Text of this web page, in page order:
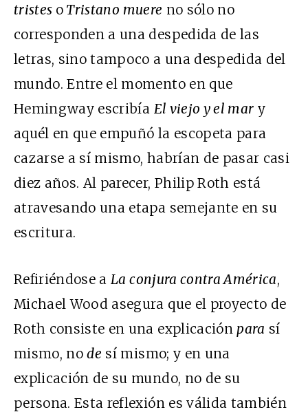
tristes o Tristano muere no sólo no
corresponden a una despedida de las
letras, sino tampoco a una despedida del
mundo. Entre el momento en que
Hemingway escribía El viejo y el mar y
aquél en que empuñó la escopeta para
cazarse a sí mismo, habrían de pasar casi
diez años. Al parecer, Philip Roth está
atravesando una etapa semejante en su
escritura.
Refiriéndose aLa conjura contra América,
Michael Wood asegura que el proyecto de
Roth consiste en una explicación para sí
mismo, node sí mismo; y en una
explicación de su mundo, no de su
persona. Esta reflexión es válida también